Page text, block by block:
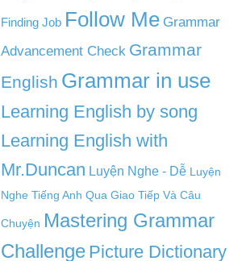
Finding Job Follow Me Grammar
Advancement Check Grammar
English Grammar in use
Learning English by song
Learning English with
Mr.Duncan Luyện Nghe - Dễ Luyện
Nghe Tiếng Anh Qua Giao Tiếp Và Câu
Chuyện Mastering Grammar
Challenge Picture Dictionary